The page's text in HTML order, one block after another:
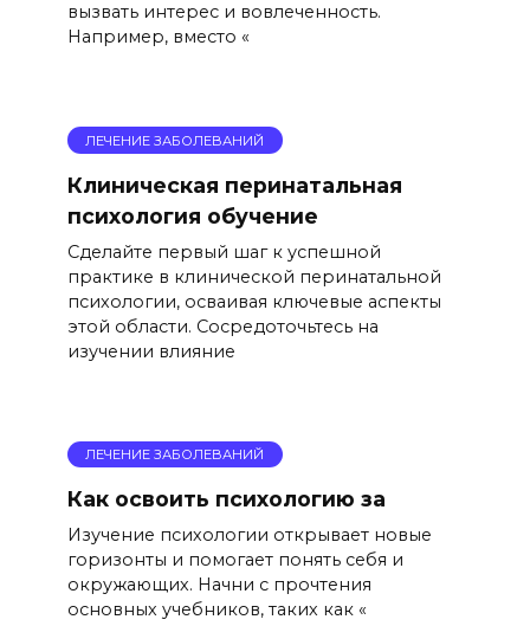
вызвать интерес и вовлеченность.
Например, вместо «
ЛЕЧЕНИЕ ЗАБОЛЕВАНИЙ
Клиническая перинатальная
психология обучение
Сделайте первый шаг к успешной
практике в клинической перинатальной
психологии, осваивая ключевые аспекты
этой области. Сосредоточьтесь на
изучении влияние
ЛЕЧЕНИЕ ЗАБОЛЕВАНИЙ
Как освоить психологию за
Изучение психологии открывает новые
горизонты и помогает понять себя и
окружающих. Начни с прочтения
основных учебников, таких как «